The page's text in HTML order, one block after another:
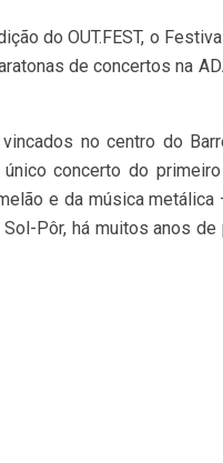
do OUT.FEST, o
de concertos na
no centro do
concerto do
e da música
Pôr, há muitos anos